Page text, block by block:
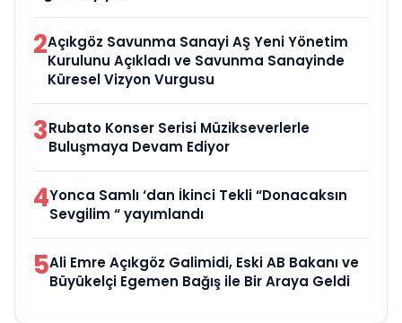
2Açıkgöz Savunma Sanayi AŞ Yeni Yönetim
Kurulunu Açıkladı ve Savunma Sanayinde
Küresel Vizyon Vurgusu
3Rubato Konser Serisi Müzikseverlerle
Buluşmaya Devam Ediyor
4Yonca Samlı ‘dan İkinci Tekli “Donacaksın
Sevgilim “ yayımlandı
5Ali Emre Açıkgöz Galimidi, Eski AB Bakanı ve
Büyükelçi Egemen Bağış ile Bir Araya Geldi